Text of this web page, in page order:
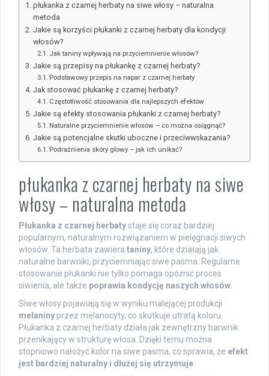
płukanka z czarnej herbaty na siwe włosy – naturalna
metoda
Jakie są korzyści płukanki z czarnej herbaty dla kondycji
włosów?
Jak taniny wpływają na przyciemnienie włosów?
Jakie są przepisy na płukankę z czarnej herbaty?
Podstawowy przepis na napar z czarnej herbaty
Jak stosować płukankę z czarnej herbaty?
Częstotliwość stosowania dla najlepszych efektów
Jakie są efekty stosowania płukanki z czarnej herbaty?
Naturalne przyciemnienie włosów – co można osiągnąć?
Jakie są potencjalne skutki uboczne i przeciwwskazania?
Podrażnienia skóry głowy – jak ich unikać?
płukanka z czarnej herbaty na siwe
włosy – naturalna metoda
Płukanka z czarnej herbatystaje się coraz bardziej
popularnym, naturalnym rozwiązaniem w pielęgnacji siwych
włosów. Ta herbata zawiera taniny, które działają jak
naturalne barwniki, przyciemniając siwe pasma. Regularne
stosowanie płukanki nie tylko pomaga opóźnić proces
siwienia, ale także poprawia kondycję naszych włosów.
Siwe włosy pojawiają się w wyniku malejącej produkcji
melaniny przez melanocyty, co skutkuje utratą koloru.
Płukanka z czarnej herbaty działa jak zewnętrzny barwnik
przenikający w strukturę włosa. Dzięki temu można
stopniowo nałożyć kolor na siwe pasma, co sprawia, że efekt
jest bardziej naturalny i dłużej się utrzymuje.